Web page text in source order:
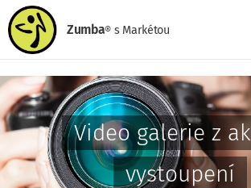
Zumba® s Markétou
Video galerie z
vystoupení